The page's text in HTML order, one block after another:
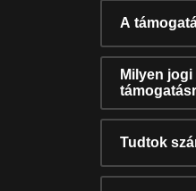
A
Milyen
Tudtok